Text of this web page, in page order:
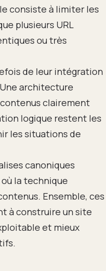
consiste à limiter les
plusieurs URL
ou très
de leur intégration
architecture
clairement
logique restent les
les situations de
canoniques
la technique
Ensemble, ces
à construire un site
et mieux